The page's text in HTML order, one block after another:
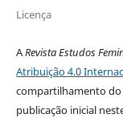
Licença
ARevista Estudos
Atribuição 4.0
compartilhamento
publicação inicial